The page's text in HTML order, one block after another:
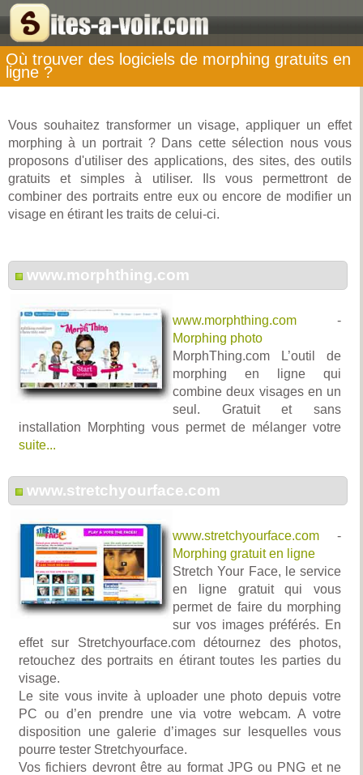
Où trouver des logiciels de morphing gratuits en
ligne ?
Vous souhaitez transformer un visage, appliquer un effet
morphing à un portrait ? Dans cette sélection nous vous
proposons d'utiliser des applications, des sites, des outils
gratuits et simples à utiliser. Ils vous permettront de
combiner des portraits entre eux ou encore de modifier un
visage en étirant les traits de celui-ci.
www.morphthing.com
www.morphthing.com -
Morphing photo
MorphThing.com L’outil de
morphing en ligne qui
combine deux visages en un
seul. Gratuit et sans
installation Morphting vous permet de mélanger votre
suite...
www.stretchyourface.com
www.stretchyourface.com -
Morphing gratuit en ligne
Stretch Your Face, le service
en ligne gratuit qui vous
permet de faire du morphing
sur vos images préférés. En
effet sur Stretchyourface.com détournez des photos,
retouchez des portraits en étirant toutes les parties du
visage.
Le site vous invite à uploader une photo depuis votre
PC ou d’en prendre une via votre webcam. A votre
disposition une galerie d’images sur lesquelles vous
pourre tester Stretchyourface.
Vos fichiers devront être au format JPG ou PNG et ne